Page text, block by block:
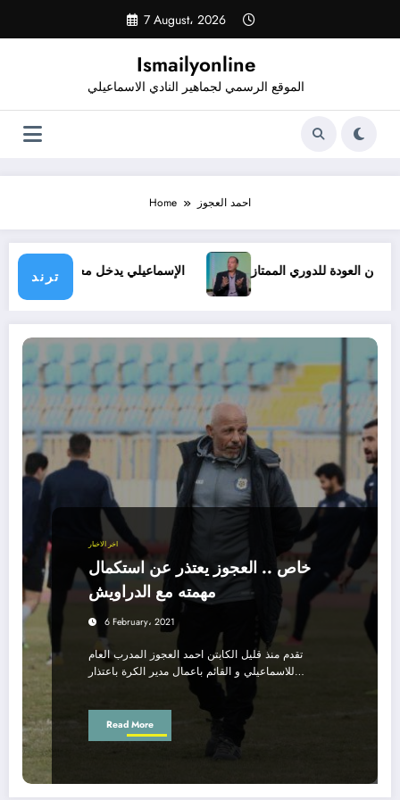
content
7 August، 2026
Ismailyonline
الموقع الرسمي لجماهير النادي الاسماعيلي
Home احمد العجوز
ترند
الإسماعيلي يدخل معسكرًا عن العودة للدوري الممتاز
اخر الاخبار
خاص .. العجوز يعتذر عن استكمال
مهمته مع الدراويش
6 February، 2021
تقدم منذ قليل الكابتن احمد العجوز المدرب العام
للاسماعيلي و القائم باعمال مدير الكرة باعتذار…
Read More